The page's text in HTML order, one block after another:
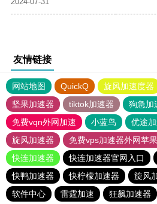
友情链接
网站地图 QuickQ 旋风加速度器
坚果加速器
tiktok加速器
狗急加
免费vqn外网加速
小蓝鸟 优途
旋风加速器
免费vps加速器外网苹
快连加速器
快连加速器官网入口
快鸭加速器
快柠檬加速器 旋风
软件中心
雷霆加速 狂飙加速器